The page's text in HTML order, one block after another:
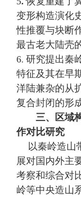
变形构造演化
性推覆与块断
最古老大陆壳
6.研究提出秦
特征及其在早
洋陆兼杂的从
复合封闭的形
三、区域构
作对比研究
以秦岭造山
展对国内外主
考察和综合对
岭等中央造山